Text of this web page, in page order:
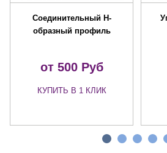
Соединительный Н-
образный профиль
от 500 Руб
КУПИТЬ В 1 КЛИК